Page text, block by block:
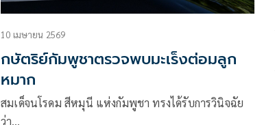
10 เมษายน 2569
กษัตริย์กัมพูชาตรวจพบมะเร็งต่อมลูก
หมาก
สมเด็จนโรดม สีหมุนี แห่งกัมพูชา ทรงได้รับการวินิจฉัย
ว่า…